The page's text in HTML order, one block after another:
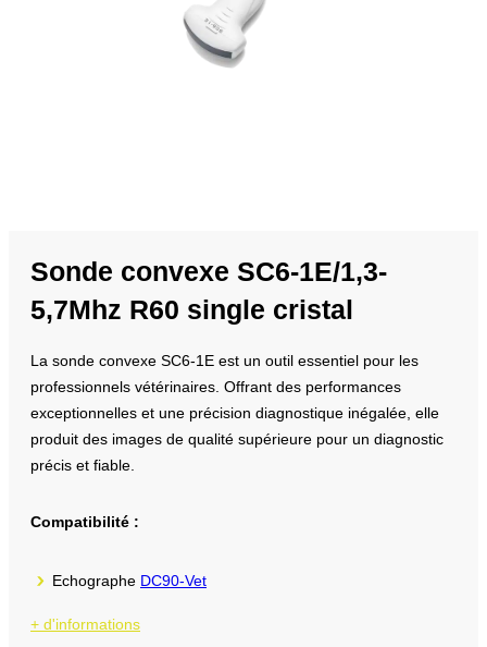
Sonde convexe SC6-1E/1,3-
5,7Mhz R60 single cristal
La sonde convexe SC6-1E est un outil essentiel pour les
professionnels vétérinaires. Offrant des performances
exceptionnelles et une précision diagnostique inégalée, elle
produit des images de qualité supérieure pour un diagnostic
précis et fiable.
Compatibilité :
Echographe DC90-Vet
+ d'informations